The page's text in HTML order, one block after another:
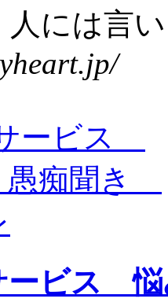
には言
ービス